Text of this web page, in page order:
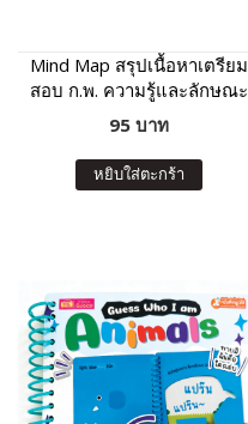
Mind Map สรุปเนื้อหาเตรียม
สอบ ก.พ. ความรู้และลักษณะ
การเป็นข้าราชการที่ดี
95 บาท
หยิบใส่ตะกร้า